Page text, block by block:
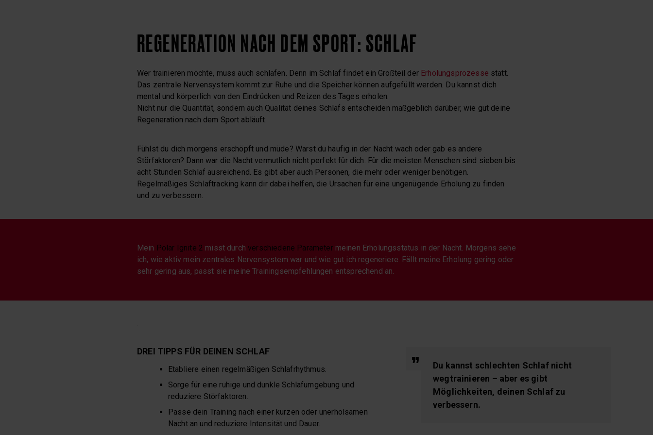
REGENERATION NACH DEM SPORT: SCHLAF
Wer trainieren möchte, muss auch schlafen. Denn im Schlaf findet ein Großteil der Erholungsprozesse statt.
Das zentrale Nervensystem kommt zur Ruhe und die Speicher können aufgefüllt werden. Du kannst dich
mental und körperlich von den Eindrücken und Reizen des Tages erholen.
Nicht nur die Quantität, sondern auch Qualität deines Schlafs entscheiden maßgeblich darüber, wie gut deine
Regeneration nach dem Sport abläuft.
Fühlst du dich morgens erschöpft und müde? Warst du häufig in der Nacht wach oder gab es andere
Störfaktoren? Dann war die Nacht vermutlich nicht perfekt für dich. Für die meisten Menschen sind sieben bis
acht Stunden Schlaf ausreichend. Es gibt aber auch Personen, die mehr oder weniger benötigen.
Regelmäßiges Schlaftracking kann dir dabei helfen, die Ursachen für eine ungenügende Erholung zu finden
und zu verbessern.
Mein Polar Ignite 2 misst durchverschiedene Parametermeinen Erholungsstatus in der Nacht. Morgens sehe
ich, wie aktiv mein zentrales Nervensystem war und wie gut ich regeneriere. Fällt meine Erholung gering oder
sehr gering aus, passt sie meine Trainingsempfehlungen entsprechend an.
.
Du kannst schlechten Schlaf nicht
wegtrainieren – aber es gibt
Möglichkeiten, deinen Schlaf zu
verbessern.
DREI TIPPS FÜR DEINEN SCHLAF
Etabliere einen regelmäßigen Schlafrhythmus.
Sorge für eine ruhige und dunkle Schlafumgebung und
reduziere Störfaktoren.
Passe dein Training nach einer kurzen oder unerholsamen
Nacht an und reduziere Intensität und Dauer.